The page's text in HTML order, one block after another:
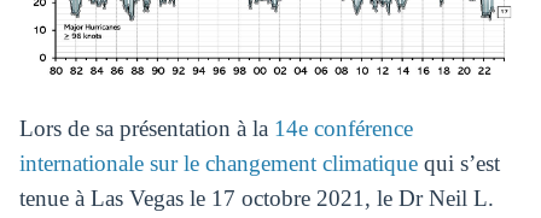
Lors de sa présentation à la 14e conférence
internationale sur le changement climatiquequi s’est
tenue à Las Vegas le 17 octobre 2021, le Dr Neil L.